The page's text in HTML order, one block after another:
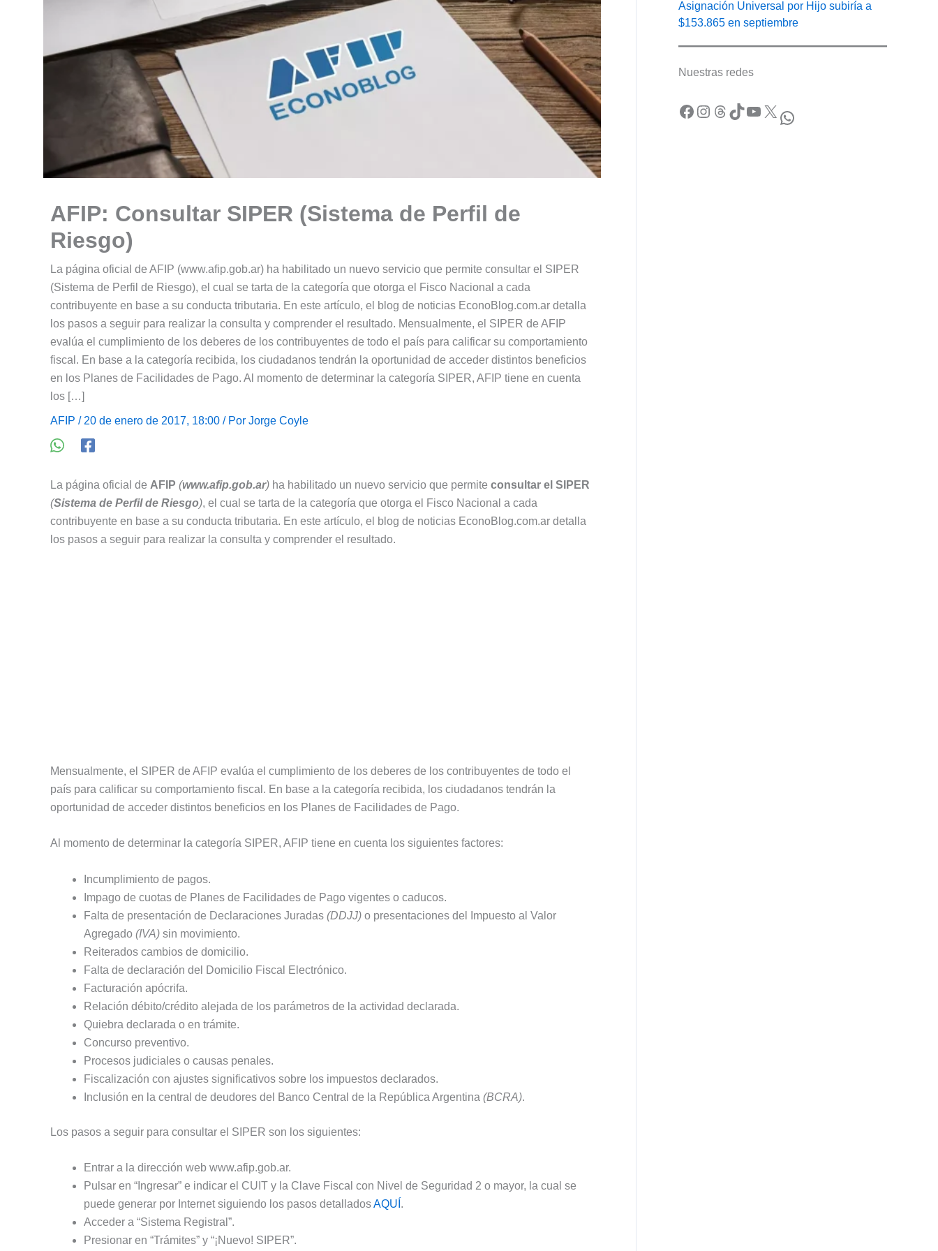
AFIP: Consultar SIPER (Sistema de Perfil de
Riesgo)
La página oficial de AFIP (www.afip.gob.ar) ha habilitado un nuevo servicio que permite consultar el SIPER
(Sistema de Perfil de Riesgo), el cual se tarta de la categoría que otorga el Fisco Nacional a cada
contribuyente en base a su conducta tributaria. En este artículo, el blog de noticias EconoBlog.com.ar detalla
los pasos a seguir para realizar la consulta y comprender el resultado. Mensualmente, el SIPER de AFIP
evalúa el cumplimiento de los deberes de los contribuyentes de todo el país para calificar su comportamiento
fiscal. En base a la categoría recibida, los ciudadanos tendrán la oportunidad de acceder distintos beneficios
en los Planes de Facilidades de Pago. Al momento de determinar la categoría SIPER, AFIP tiene en cuenta
los […]
AFIP / 20 de enero de 2017, 18:00 / Por Jorge Coyle
La página oficial de AFIP (www.afip.gob.ar) ha habilitado un nuevo servicio que permite consultar el SIPER
(Sistema de Perfil de Riesgo), el cual se tarta de la categoría que otorga el Fisco Nacional a cada
contribuyente en base a su conducta tributaria. En este artículo, el blog de noticias EconoBlog.com.ar detalla
los pasos a seguir para realizar la consulta y comprender el resultado.
Mensualmente, el SIPER de AFIP evalúa el cumplimiento de los deberes de los contribuyentes de todo el
país para calificar su comportamiento fiscal. En base a la categoría recibida, los ciudadanos tendrán la
oportunidad de acceder distintos beneficios en los Planes de Facilidades de Pago.
Al momento de determinar la categoría SIPER, AFIP tiene en cuenta los siguientes factores:
Incumplimiento de pagos.
Impago de cuotas de Planes de Facilidades de Pago vigentes o caducos.
Falta de presentación de Declaraciones Juradas (DDJJ) o presentaciones del Impuesto al Valor
Agregado (IVA) sin movimiento.
Reiterados cambios de domicilio.
Falta de declaración del Domicilio Fiscal Electrónico.
Facturación apócrifa.
Relación débito/crédito alejada de los parámetros de la actividad declarada.
Quiebra declarada o en trámite.
Concurso preventivo.
Procesos judiciales o causas penales.
Fiscalización con ajustes significativos sobre los impuestos declarados.
Inclusión en la central de deudores del Banco Central de la República Argentina (BCRA).
Los pasos a seguir para consultar el SIPER son los siguientes:
Entrar a la dirección web www.afip.gob.ar.
Pulsar en “Ingresar” e indicar el CUIT y la Clave Fiscal con Nivel de Seguridad 2 o mayor, la cual se
puede generar por Internet siguiendo los pasos detalladosAQUÍ .
Acceder a “Sistema Registral”.
Presionar en “Trámites” y “¡Nuevo! SIPER”.
Asignación Universal por Hijo subiría a
$153.865 en septiembre
Nuestras redes
Facebook Instagram Threads TikTok YouTube X WhatsApp